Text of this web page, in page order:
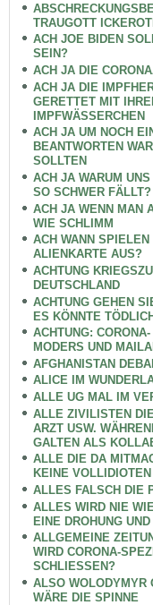
TRAUGOTT
ACH JOE BIDEN
SEIN?
ACH JA DIE
ACH JA DIE
GERETTET MIT
IMPFWÄSSERCHEN
ACH JA UM NOCH
BEANTWORTEN
SOLLTEN
ACH JA WARUM
SO SCHWER FÄLLT?
ACH JA WENN MAN
WIE SCHLIMM
ACH WANN
ALIENKARTE AUS?
ACHTUNG
DEUTSCHLAND
ACHTUNG GEHEN
ES KÖNNTE
ACHTUNG:
MODERS UND
AFGHANISTAN
ALICE IM
ALLE UG MAL IM
ALLE ZIVILISTEN
ARZT USW.
GALTEN ALS
ALLE DIE DA
KEINE VOLLIDIOTEN
ALLES FALSCH DIE
ALLES WIRD NIE
EINE DROHUNG
ALLGEMEINE
WIRD CORONA-
SCHLIESSEN?
ALSO WOLODYMYR
WÄRE DIE SPINNE